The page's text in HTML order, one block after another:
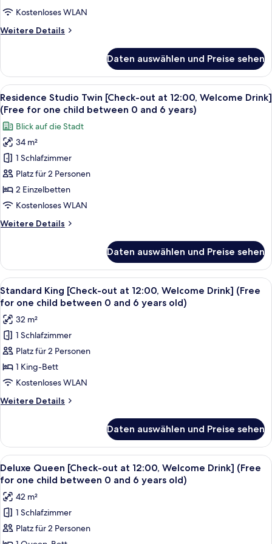
at
Welcome
for
one
child
between
0
and
6
years)
anzeigen
Kostenloses WLAN
Weitere Details
Weitere
Studio
Queen
[Check-
out
at
12:00,
Welcome
Drink]
(Free
for
child
between
and
Daten auswählen und Preise sehen
Alle
Fotos
für
Residence
Studio
Twin
[Check-
out
at
Welcome
for
one
child
between
0
and
6
years)
anzeigen
Ein Hotelzimmer mit zwei Betten,
4
Residence Studio Twin [Check-out at 12:00, Welcome Drink]
(Free for one child between 0 and 6 years)
Blick auf die Stadt
34 m²
1 Schlafzimmer
Platz für 2 Personen
2 Einzelbetten
Kostenloses WLAN
Weitere Details
Weitere
Studio
Twin
[Check-
out
12:00,
Welcome
Drink]
(Free
for
child
between
0
years)
Daten auswählen und Preise sehen
Alle
Fotos
für
Standard
King
[Check-
out
at
12:00,
Welcome
(Free
for
one
child
between
0
and
6
Ein Hotelzimmer mit einem großen
5
Standard King [Check-out at 12:00, Welcome Drink] (Free
for one child between 0 and 6 years old)
32 m²
1 Schlafzimmer
Platz für 2 Personen
1 King-Bett
Kostenloses WLAN
Weitere Details
Weitere
King
[Check-
out
at
Welcome
Drink]
(Free
for
Daten auswählen und Preise sehen
Alle
Fotos
für
Deluxe
Queen
[Check-
Ein modernes Hotelzimmer mit
6
Deluxe Queen [Check-out at 12:00, Welcome Drink] (Free
for one child between 0 and 6 years old)
42 m²
1 Schlafzimmer
Platz für 2 Personen